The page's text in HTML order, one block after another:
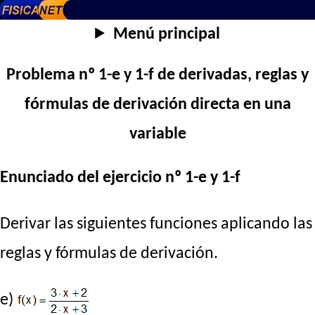
Menú principal
Problema nº 1-e y 1-f de derivadas, reglas y
fórmulas de derivación directa en una
variable
Enunciado del ejercicio nº 1-e y 1-f
Derivar las siguientes funciones aplicando las
reglas y fórmulas de derivación.
e)